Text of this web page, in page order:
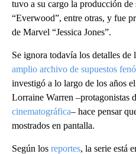
tuvo a su cargo la producción de
“Everwood”, entre otras, y fue
de Marvel “Jessica Jones”.
Se ignora todavía los detalles de
amplio archivo de supuestos
investigó a lo largo de los años
Lorraine Warren –protagonistas
cinematográfica– hace pensar
mostrados en pantalla.
Según los reportes, la serie está